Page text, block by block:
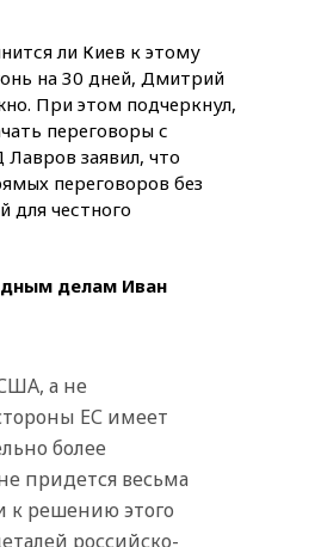
российских туристов
В Жуковском и
Геленджика
ограничения
18:21
к критике
область
военной базы в
17:50
«Яблоко» с выборов в
17:45Правительство
«золотую акцию» в
ли Киев к этому
на 30 дней, Дмитрий
При этом подчеркнул,
переговоры с
заявил, что
переговоров без
для честного
делам Иван
а не
ЕС имеет
более
придется весьма
к решению этого
российско-